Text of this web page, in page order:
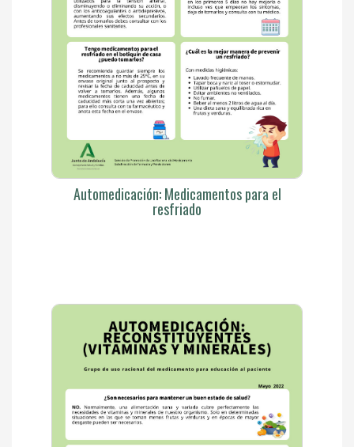
Automedicación: Medicamentos para el
resfriado